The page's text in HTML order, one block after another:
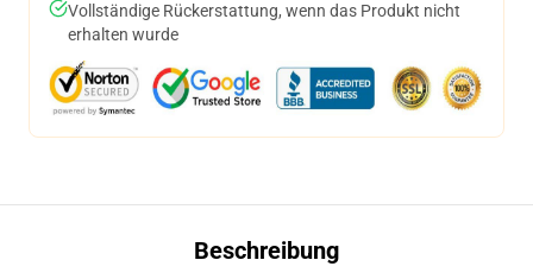
Vollständige Rückerstattung, wenn das Produkt nicht
erhalten wurde
Beschreibung